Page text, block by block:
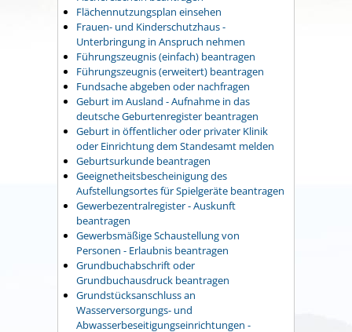
Flächennutzungsplan einsehen
Frauen- und Kinderschutzhaus -
Unterbringung in Anspruch nehmen
Führungszeugnis (einfach) beantragen
Führungszeugnis (erweitert) beantragen
Fundsache abgeben oder nachfragen
Geburt im Ausland - Aufnahme in das
deutsche Geburtenregister beantragen
Geburt in öffentlicher oder privater Klinik
oder Einrichtung dem Standesamt melden
Geburtsurkunde beantragen
Geeignetheitsbescheinigung des
Aufstellungsortes für Spielgeräte beantragen
Gewerbezentralregister - Auskunft
beantragen
Gewerbsmäßige Schaustellung von
Personen - Erlaubnis beantragen
Grundbuchabschrift oder
Grundbuchausdruck beantragen
Grundstücksanschluss an
Wasserversorgungs- und
Abwasserbeseitigungseinrichtungen -